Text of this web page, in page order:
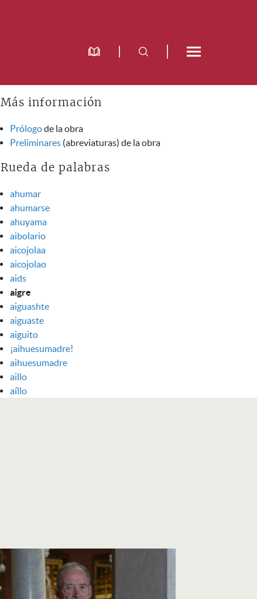
Más información
Prólogode la obra
Preliminares (abreviaturas) de la obra
Rueda de palabras
ahumar
ahumarse
ahuyama
aibolario
aicojolaa
aicojolao
aids
aigre
aiguashte
aiguaste
aiguito
¡aihuesumadre!
aihuesumadre
aillo
aíllo